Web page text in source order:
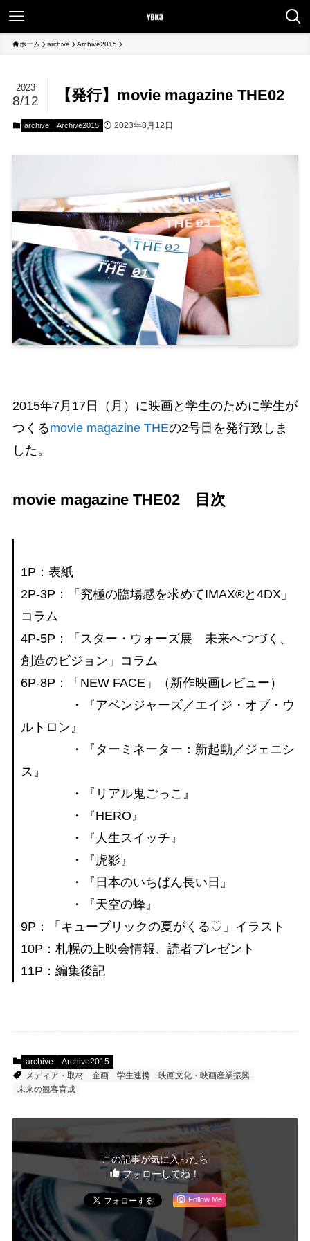
ホーム archive Archive2015
【発行】movie magazine THE02
2023
8/12
archive Archive2015 2023年8月12日
2015年7月17日（月）に映画と学生のために学生が
つくるmovie magazine THEの2号目を発行致しま
した。
movie magazine THE02 目次
1P：表紙
2P-3P：「究極の臨場感を求めてIMAX®と4DX」
コラム
4P-5P：「スター・ウォーズ展 未来へつづく、
創造のビジョン」コラム
6P-8P：「NEW FACE」（新作映画レビュー）
・『アベンジャーズ／エイジ・オブ・ウ
ルトロン』
・『ターミネーター：新起動／ジェニシ
ス』
・『リアル鬼ごっこ』
・『HERO』
・『人生スイッチ』
・『虎影』
・『日本のいちばん長い日』
・『天空の蜂』
9P：「キューブリックの夏がくる♡」イラスト
10P：札幌の上映会情報、読者プレゼント
11P：編集後記
archive
Archive2015
メディア・取材
企画 学生連携
映画文化・映画産業振興
未来の観客育成
この記事が気に入ったら
フォローしてね！
Follow Me